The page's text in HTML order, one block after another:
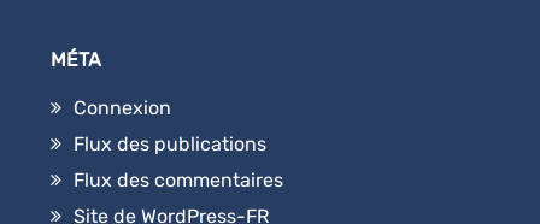
MÉTA
Connexion
Flux des publications
Flux des commentaires
Site de WordPress-FR